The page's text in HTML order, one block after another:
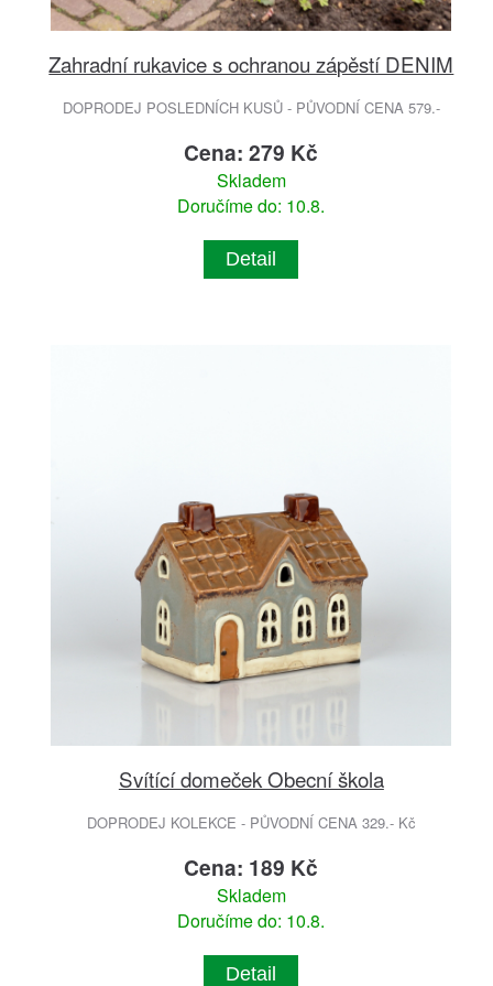
Zahradní rukavice s ochranou zápěstí DENIM
DOPRODEJ POSLEDNÍCH KUSŮ - PŮVODNÍ CENA 579.-
Cena: 279 Kč
Skladem
Doručíme do: 10.8.
Detail
Svítící domeček Obecní škola
DOPRODEJ KOLEKCE - PŮVODNÍ CENA 329.- Kč
Cena: 189 Kč
Skladem
Doručíme do: 10.8.
Detail